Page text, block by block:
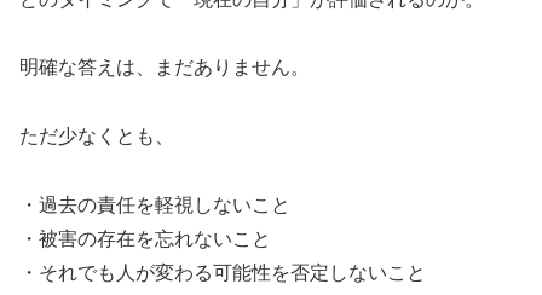
明確な答えは、まだありません。
ただ少なくとも、
・過去の責任を軽視しないこと
・被害の存在を忘れないこと
・それでも人が変わる可能性を否定しないこと